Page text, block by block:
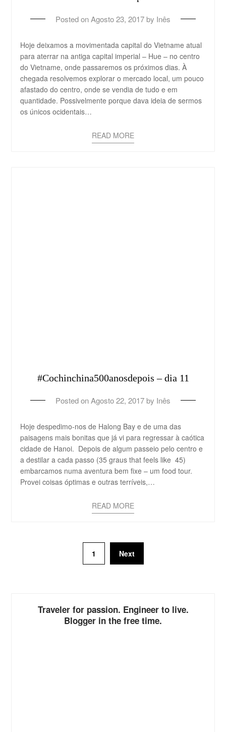
Posted onAgosto 23, 2017 by Inês
Hoje deixamos a movimentada capital do Vietname atual
para aterrar na antiga capital imperial – Hue – no centro
do Vietname, onde passaremos os próximos dias. À
chegada resolvemos explorar o mercado local, um pouco
afastado do centro, onde se vendia de tudo e em
quantidade. Possivelmente porque dava ideia de sermos
os únicos ocidentais…
READ MORE
#Cochinchina500anosdepois – dia 11
Posted onAgosto 22, 2017 by Inês
Hoje despedimo-nos de Halong Bay e de uma das
paisagens mais bonitas que já vi para regressar à caótica
cidade de Hanoi. Depois de algum passeio pelo centro e
a destilar a cada passo (35 graus that feels like 45)
embarcamos numa aventura bem fixe – um food tour.
Provei coisas óptimas e outras terríveis,…
READ MORE
1 Next
Traveler for passion. Engineer to live.
Blogger in the free time.